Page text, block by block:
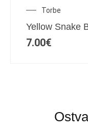
Torbe
Yellow Snake
7.00€